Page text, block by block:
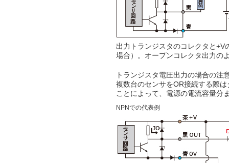
出力トランジスタのコレクタと
場合）。オープンコレクタ出力の
トランジスタ電圧出力の場合の注
複数台のセンサをOR接続する際
ことによって、電源の電流容量分
NPNでの代表例